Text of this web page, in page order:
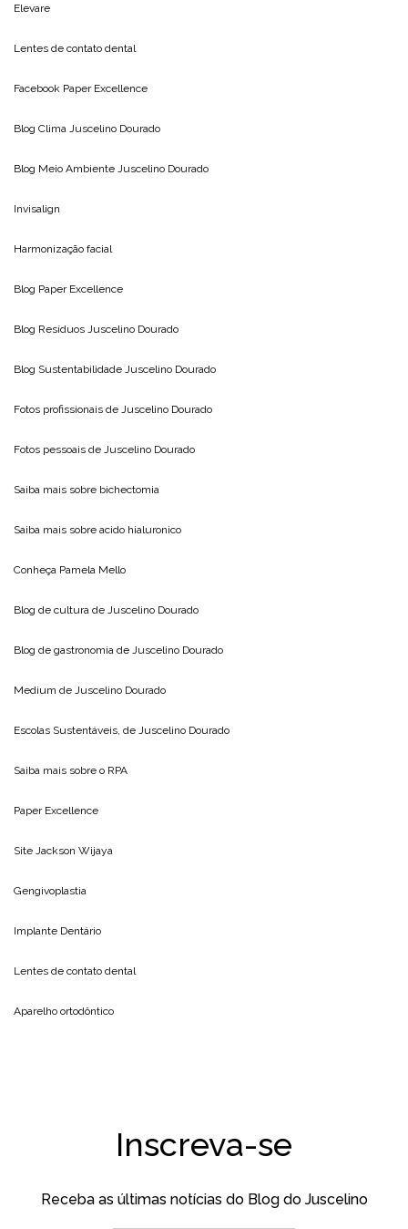
Elevare
Lentes de contato dental
Facebook Paper Excellence
Blog Clima Juscelino Dourado
Blog Meio Ambiente Juscelino Dourado
Invisalign
Harmonização facial
Blog Paper Excellence
Blog Resíduos Juscelino Dourado
Blog Sustentabilidade Juscelino Dourado
Fotos profissionais de Juscelino Dourado
Fotos pessoais de Juscelino Dourado
Saiba mais sobre bichectomia
Saiba mais sobre acido hialuronico
Conheça Pamela Mello
Blog de cultura de Juscelino Dourado
Blog de gastronomia de Juscelino Dourado
Medium de Juscelino Dourado
Escolas Sustentáveis, de Juscelino Dourado
Saiba mais sobre o RPA
Paper Excellence
Site Jackson Wijaya
Gengivoplastia
Implante Dentário
Lentes de contato dental
Aparelho ortodôntico
Inscreva-se
Receba as últimas notícias do Blog do Juscelino